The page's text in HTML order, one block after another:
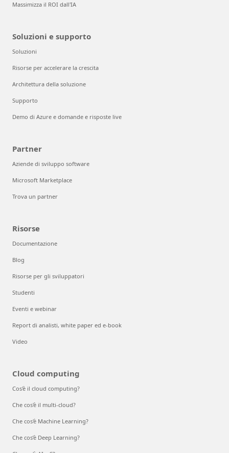
Massimizza il ROI dall'IA
Soluzioni e supporto
Soluzioni
Risorse per accelerare la crescita
Architettura della soluzione
Supporto
Demo di Azure e domande e risposte live
Partner
Aziende di sviluppo software
Microsoft Marketplace
Trova un partner
Risorse
Documentazione
Blog
Risorse per gli sviluppatori
Studenti
Eventi e webinar
Report di analisti, white paper ed e-book
Video
Cloud computing
Cos'è il cloud computing?
Che cos'è il multi-cloud?
Che cos'è Machine Learning?
Che cos’è Deep Learning?